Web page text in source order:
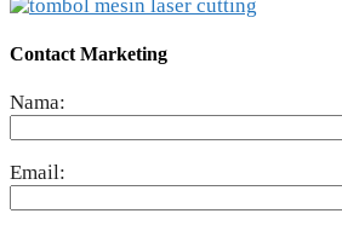
Contact Marketing
Nama:
Email: